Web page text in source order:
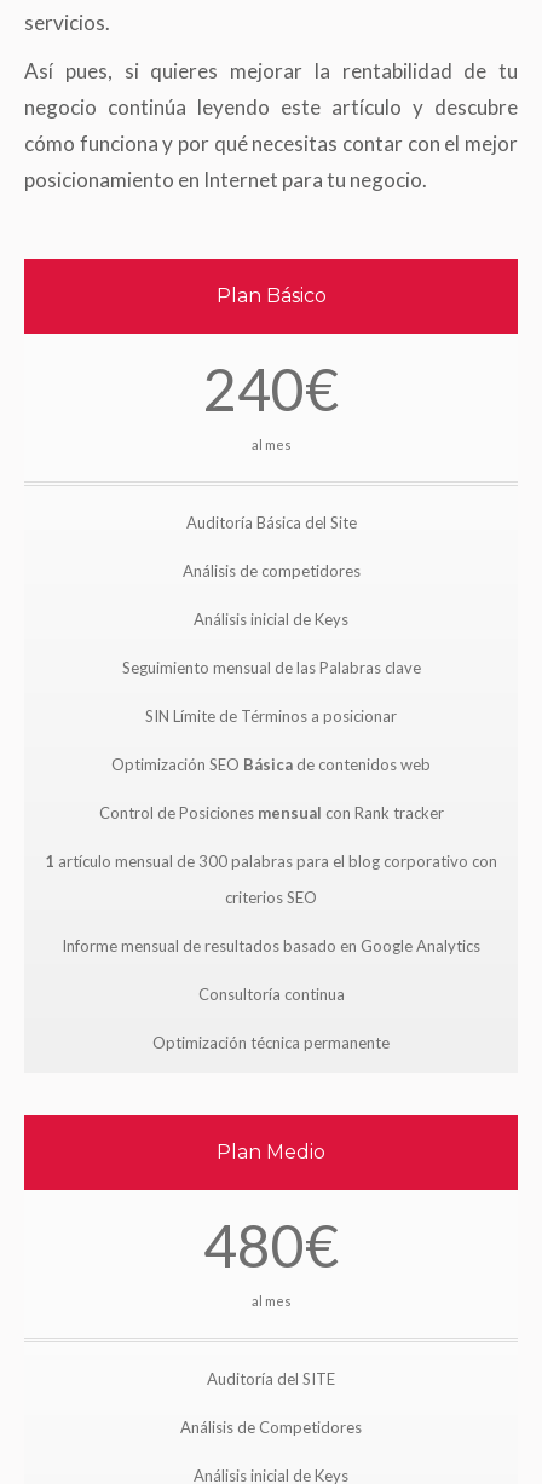
servicios.
Así pues, si quieres mejorar la rentabilidad de tu
negocio continúa leyendo este artículo y descubre
cómo funciona y por qué necesitas contar con el mejor
posicionamiento en Internet para tu negocio.
Plan Básico
240€
al mes
Auditoría Básica del Site
Análisis de competidores
Análisis inicial de Keys
Seguimiento mensual de las Palabras clave
SIN Límite de Términos a posicionar
Optimización SEO Básica de contenidos web
Control de Posiciones mensual con Rank tracker
1 artículo mensual de 300 palabras para el blog corporativo con
criterios SEO
Informe mensual de resultados basado en Google Analytics
Consultoría continua
Optimización técnica permanente
Plan Medio
480€
al mes
Auditoría del SITE
Análisis de Competidores
Análisis inicial de Keys